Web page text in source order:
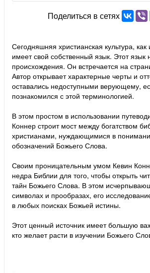
Поделиться в сетях
Сегодняшняя христианская культура,
имеет свой собственный язык. Этот язык
происхождения. Он встречается на
Автор открывает характерные черты и
оставались недоступными верующему,
познакомился с этой терминологией.
В этом простом в использовании
Коннер строит мост между богатством
христианами, нуждающимися в
обозначений Божьего Слова.
Своим проницательным умом Кевин
недра Библии для того, чтобы открыть
тайн Божьего Слова. В этом
символах и прообразах, его
в любых поисках Божьей истины.
Этот ценный источник имеет большую
кто желает расти в изучении Божьего